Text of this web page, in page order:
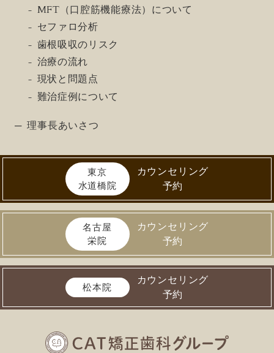
MFT（口腔筋機能療法）について
セファロ分析
歯根吸収のリスク
治療の流れ
現状と問題点
難治症例について
理事長あいさつ
東京
水道橋院
カウンセリング
予約
名古屋
栄院
カウンセリング
予約
松本院
カウンセリング
予約